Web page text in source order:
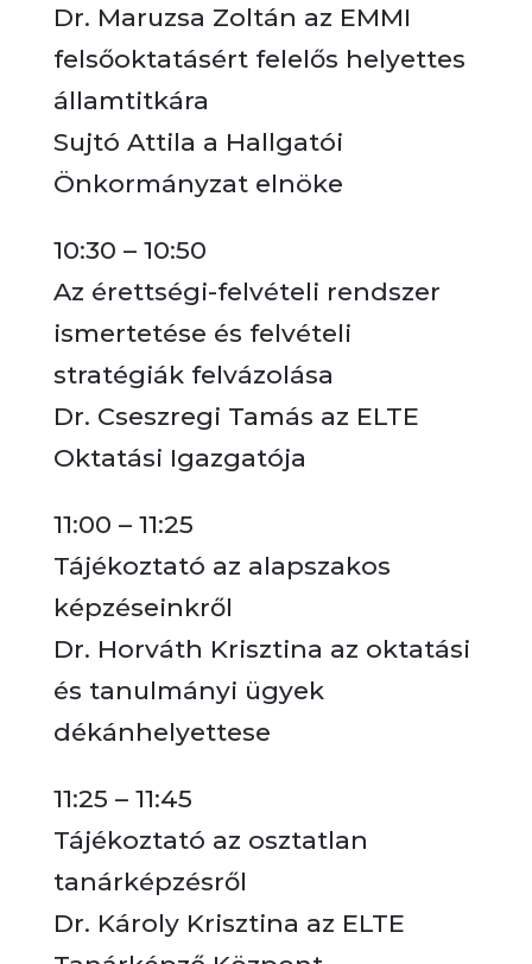
Dr. Maruzsa Zoltán az EMMI
felsőoktatásért felelős helyettes
államtitkára
Sujtó Attila a Hallgatói
Önkormányzat elnöke
10:30 – 10:50
Az érettségi-felvételi rendszer
ismertetése és felvételi
stratégiák felvázolása
Dr. Cseszregi Tamás az ELTE
Oktatási Igazgatója
11:00 – 11:25
Tájékoztató az alapszakos
képzéseinkről
Dr. Horváth Krisztina az oktatási
és tanulmányi ügyek
dékánhelyettese
11:25 – 11:45
Tájékoztató az osztatlan
tanárképzésről
Dr. Károly Krisztina az ELTE